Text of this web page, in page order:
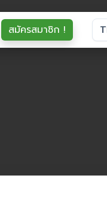
สมัครสมาชิก !